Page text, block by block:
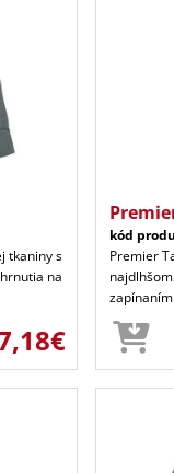
tkaniny s
na
kód
Premier